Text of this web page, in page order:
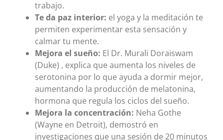
trabajo.
Te da paz interior: el yoga y la meditación te
permiten experimentar esta sensación y
calmar tu mente.
Mejora el sueño: El Dr. Murali Doraiswam
(Duke) , explica que aumenta los niveles de
serotonina por lo que ayuda a dormir mejor,
aumentando la producción de melatonina,
hormona que regula los ciclos del sueño.
Mejora la concentración: Neha Gothe
(Wayne en Detroit), demostró en
investigaciones que una sesión de 20 minutos